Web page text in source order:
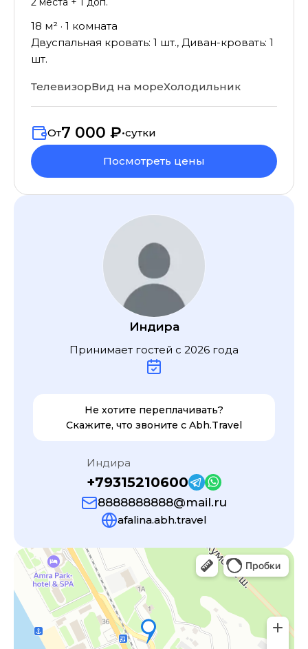
18 м² · 1 комната
Двуспальная кровать: 1 шт., Диван-кровать: 1
шт.
ТелевизорВид на мореХолодильник
От7 000 ₽•сутки
Посмотреть цены
Индира
Принимает гостей с 2026 года
Не хотите переплачивать?
Скажите, что звоните с Abh.Travel
Индира
+79315210600
8888888888@mail.ru
afalina.abh.travel